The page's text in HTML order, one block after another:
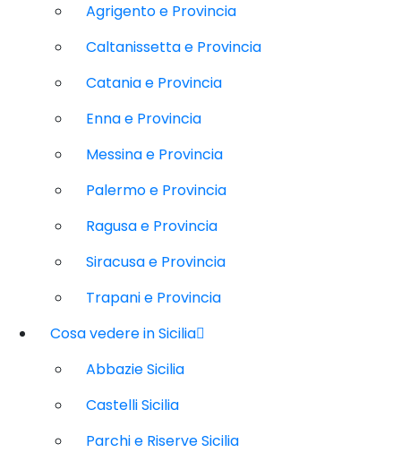
Agrigento e Provincia
Caltanissetta e Provincia
Catania e Provincia
Enna e Provincia
Messina e Provincia
Palermo e Provincia
Ragusa e Provincia
Siracusa e Provincia
Trapani e Provincia
Cosa vedere in Sicilia
Abbazie Sicilia
Castelli Sicilia
Parchi e Riserve Sicilia